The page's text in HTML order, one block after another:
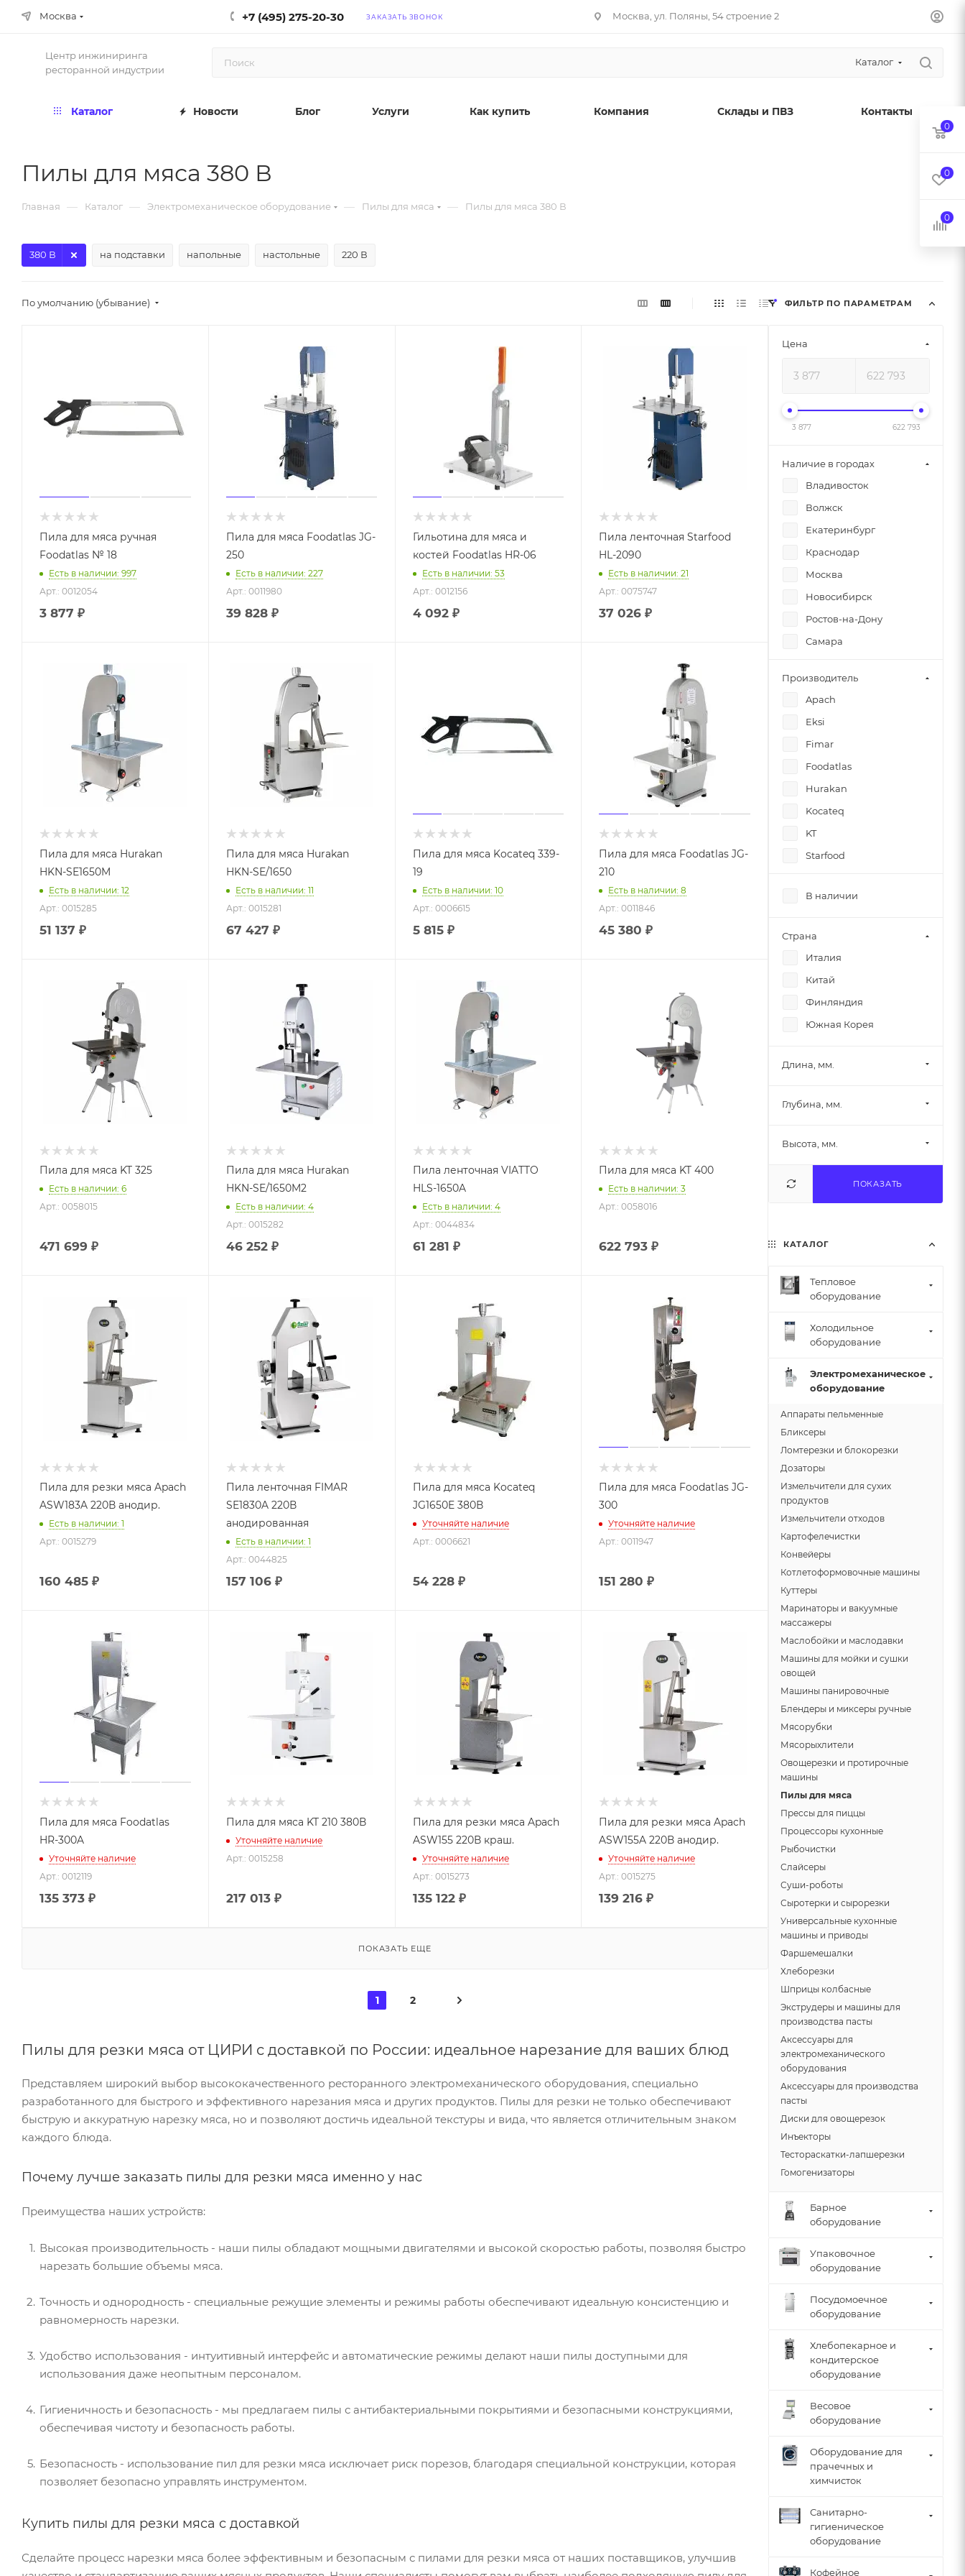
Москва +7 (495) 275-20-30 ЗАКАЗАТЬ ЗВОНОК Москва, ул. Поляны, 54 строение 2
Центр инжиниринга
ресторанной индустрии
Каталог
Каталог Новости Блог Услуги Как купить Компания Склады и ПВЗ Контакты
Пилы для мяса 380 В
Главная — Каталог — Электромеханическое оборудование — Пилы для мяса — Пилы для мяса 380 В
на подставки напольные настольные 220 В
380 В
По умолчанию (убывание)
Пила для мяса ручная
Foodatlas № 18
Есть в наличии: 997
Арт.: 0012054
3 877 ₽
Пила для мяса Foodatlas JG-
250
Есть в наличии: 227
Арт.: 0011980
39 828₽
Гильотина для мяса и
костей Foodatlas HR-06
Есть в наличии: 53
Арт.: 0012156
4 092₽
Пила ленточная Starfood
HL-2090
Есть в наличии: 21
Арт.: 0075747
37 026 ₽
Пила для мяса Hurakan
HKN-SE1650M
Есть в наличии: 12
Арт.: 0015285
51 137 ₽
Пила для мяса Hurakan
HKN-SE/1650
Есть в наличии: 11
Арт.: 0015281
67 427 ₽
Пила для мяса Kocateq 339-
19
Есть в наличии: 10
Арт.: 0006615
5 815₽
Пила для мяса Foodatlas JG-
210
Есть в наличии: 8
Арт.: 0011846
45 380 ₽
Пила для мяса KT 325
Есть в наличии: 6
Арт.: 0058015
471 699 ₽
Пила для мяса Hurakan
HKN-SE/1650M2
Есть в наличии: 4
Арт.: 0015282
46 252₽
Пила ленточная VIATTO
HLS-1650A
Есть в наличии: 4
Арт.: 0044834
61 281 ₽
Пила для мяса KT 400
Есть в наличии: 3
Арт.: 0058016
622 793 ₽
Пила для резки мяса Apach
ASW183A 220В анодир.
Есть в наличии: 1
Арт.: 0015279
160 485 ₽
Пила ленточная FIMAR
SE1830A 220В
анодированная
Есть в наличии: 1
Арт.: 0044825
157 106₽
Пила для мяса Kocateq
JG1650E 380В
Уточняйте наличие
Арт.: 0006621
54 228₽
Пила для мяса Foodatlas JG-
300
Уточняйте наличие
Арт.: 0011947
151 280 ₽
Пила для мяса Foodatlas
HR-300A
Уточняйте наличие
Арт.: 0012119
135 373 ₽
Пила для мяса KT 210 380В
Уточняйте наличие
Арт.: 0015258
217 013₽
Пила для резки мяса Apach
ASW155 220В краш.
Уточняйте наличие
Арт.: 0015273
135 122₽
Пила для резки мяса Apach
ASW155A 220В анодир.
Уточняйте наличие
Арт.: 0015275
139 216 ₽
ПОКАЗАТЬ ЕЩЕ
1 2
Пилы для резки мяса от ЦИРИ с доставкой по России: идеальное нарезание для ваших блюд
Представляем широкий выбор высококачественного ресторанного электромеханического оборудования, специально
разработанного для быстрого и эффективного нарезания мяса и других продуктов. Пилы для резки не только обеспечивают
быструю и аккуратную нарезку мяса, но и позволяют достичь идеальной текстуры и вида, что является отличительным знаком
каждого блюда.
Почему лучше заказать пилы для резки мяса именно у нас
Преимущества наших устройств:
Высокая производительность - наши пилы обладают мощными двигателями и высокой скоростью работы, позволяя быстро
нарезать большие объемы мяса.
Точность и однородность - специальные режущие элементы и режимы работы обеспечивают идеальную консистенцию и
равномерность нарезки.
Удобство использования - интуитивный интерфейс и автоматические режимы делают наши пилы доступными для
использования даже неопытным персоналом.
Гигиеничность и безопасность - мы предлагаем пилы с антибактериальными покрытиями и безопасными конструкциями,
обеспечивая чистоту и безопасность работы.
Безопасность - использование пил для резки мяса исключает риск порезов, благодаря специальной конструкции, которая
позволяет безопасно управлять инструментом.
Купить пилы для резки мяса с доставкой
Сделайте процесс нарезки мяса более эффективным и безопасным с пилами для резки мяса от наших поставщиков, улучшив
ФИЛЬТР ПО ПАРАМЕТРАМ
Цена
3 877 622 793
Наличие в городах
Владивосток
Волжск
Екатеринбург
Краснодар
Москва
Новосибирск
Ростов-на-Дону
Самара
Симферополь
Челябинск
Производитель
Apach
Eksi
Fimar
Foodatlas
Hurakan
Kocateq
KT
Starfood
В наличии
Страна
Италия
Китай
Финляндия
Южная Корея
Длина, мм.
Глубина, мм.
Высота, мм.
ПОКАЗАТЬ
КАТАЛОГ
Тепловое
оборудование
Холодильное
оборудование
Электромеханическое
оборудование
Аппараты пельменные
Бликсеры
Ломтерезки и блокорезки
Дозаторы
Измельчители для сухих
продуктов
Измельчители отходов
Картофелечистки
Конвейеры
Котлетоформовочные машины
Куттеры
Маринаторы и вакуумные
массажеры
Маслобойки и маслодавки
Машины для мойки и сушки
овощей
Машины панировочные
Блендеры и миксеры ручные
Мясорубки
Мясорыхлители
Овощерезки и протирочные
машины
Пилы для мяса
Прессы для пиццы
Процессоры кухонные
Рыбочистки
Слайсеры
Суши-роботы
Сыротерки и сырорезки
Универсальные кухонные
машины и приводы
Фаршемешалки
Хлеборезки
Шприцы колбасные
Экструдеры и машины для
производства пасты
Аксессуары для
электромеханического
оборудования
Аксессуары для производства
пасты
Диски для овощерезок
Инъекторы
Тестораскатки-лапшерезки
Гомогенизаторы
Барное
оборудование
Упаковочное
оборудование
Посудомоечное
оборудование
Хлебопекарное и
кондитерское
оборудование
Весовое
оборудование
Оборудование для
прачечных и
химчисток
Санитарно-
гигиеническое
оборудование
Кофейное
0
0
0